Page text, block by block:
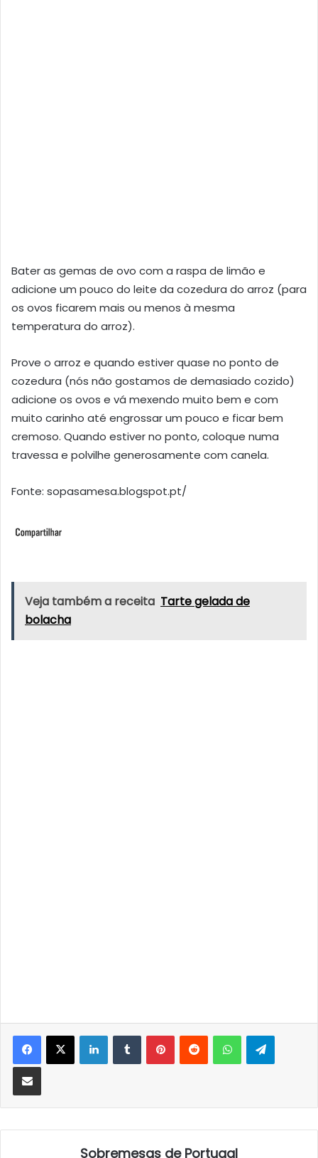
Bater as gemas de ovo com a raspa de limão e
adicione um pouco do leite da cozedura do arroz (para
os ovos ficarem mais ou menos à mesma
temperatura do arroz).
Prove o arroz e quando estiver quase no ponto de
cozedura (nós não gostamos de demasiado cozido)
adicione os ovos e vá mexendo muito bem e com
muito carinho até engrossar um pouco e ficar bem
cremoso. Quando estiver no ponto, coloque numa
travessa e polvilhe generosamente com canela.
Fonte: sopasamesa.blogspot.pt/
Veja também a receita Tarte gelada de
bolacha
LinkedInTumblrPinterestReddit WhatsApp
Partilhar Via Email
Sobremesas de Portugal